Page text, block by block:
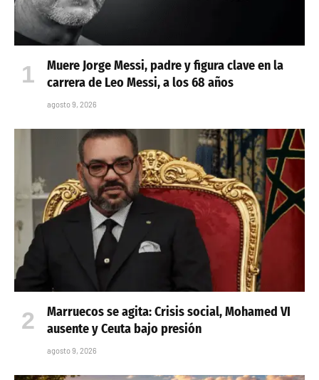
Muere Jorge Messi, padre y figura clave en la
carrera de Leo Messi, a los 68 años
agosto 9, 2026
Marruecos se agita: Crisis social, Mohamed VI
ausente y Ceuta bajo presión
agosto 9, 2026